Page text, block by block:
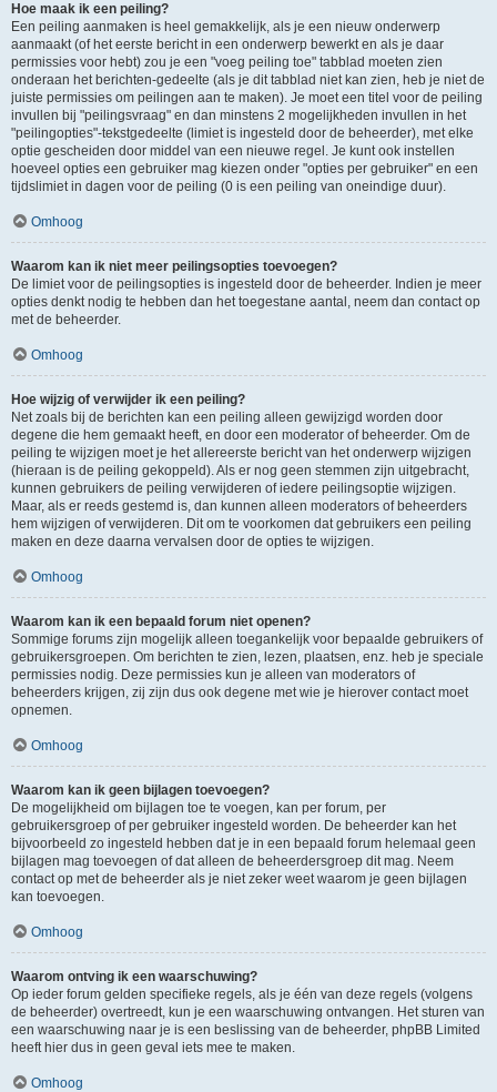
Hoe maak ik een peiling?
Een peiling aanmaken is heel gemakkelijk, als je een nieuw onderwerp
aanmaakt (of het eerste bericht in een onderwerp bewerkt en als je daar
permissies voor hebt) zou je een "voeg peiling toe" tabblad moeten zien
onderaan het berichten-gedeelte (als je dit tabblad niet kan zien, heb je niet de
juiste permissies om peilingen aan te maken). Je moet een titel voor de peiling
invullen bij "peilingsvraag" en dan minstens 2 mogelijkheden invullen in het
"peilingopties"-tekstgedeelte (limiet is ingesteld door de beheerder), met elke
optie gescheiden door middel van een nieuwe regel. Je kunt ook instellen
hoeveel opties een gebruiker mag kiezen onder "opties per gebruiker" en een
tijdslimiet in dagen voor de peiling (0 is een peiling van oneindige duur).
Omhoog
Waarom kan ik niet meer peilingsopties toevoegen?
De limiet voor de peilingsopties is ingesteld door de beheerder. Indien je meer
opties denkt nodig te hebben dan het toegestane aantal, neem dan contact op
met de beheerder.
Omhoog
Hoe wijzig of verwijder ik een peiling?
Net zoals bij de berichten kan een peiling alleen gewijzigd worden door
degene die hem gemaakt heeft, en door een moderator of beheerder. Om de
peiling te wijzigen moet je het allereerste bericht van het onderwerp wijzigen
(hieraan is de peiling gekoppeld). Als er nog geen stemmen zijn uitgebracht,
kunnen gebruikers de peiling verwijderen of iedere peilingsoptie wijzigen.
Maar, als er reeds gestemd is, dan kunnen alleen moderators of beheerders
hem wijzigen of verwijderen. Dit om te voorkomen dat gebruikers een peiling
maken en deze daarna vervalsen door de opties te wijzigen.
Omhoog
Waarom kan ik een bepaald forum niet openen?
Sommige forums zijn mogelijk alleen toegankelijk voor bepaalde gebruikers of
gebruikersgroepen. Om berichten te zien, lezen, plaatsen, enz. heb je speciale
permissies nodig. Deze permissies kun je alleen van moderators of
beheerders krijgen, zij zijn dus ook degene met wie je hierover contact moet
opnemen.
Omhoog
Waarom kan ik geen bijlagen toevoegen?
De mogelijkheid om bijlagen toe te voegen, kan per forum, per
gebruikersgroep of per gebruiker ingesteld worden. De beheerder kan het
bijvoorbeeld zo ingesteld hebben dat je in een bepaald forum helemaal geen
bijlagen mag toevoegen of dat alleen de beheerdersgroep dit mag. Neem
contact op met de beheerder als je niet zeker weet waarom je geen bijlagen
kan toevoegen.
Omhoog
Waarom ontving ik een waarschuwing?
Op ieder forum gelden specifieke regels, als je één van deze regels (volgens
de beheerder) overtreedt, kun je een waarschuwing ontvangen. Het sturen van
een waarschuwing naar je is een beslissing van de beheerder, phpBB Limited
heeft hier dus in geen geval iets mee te maken.
Omhoog